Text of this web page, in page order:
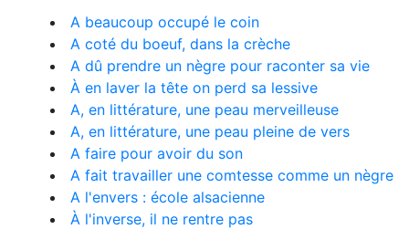
A beaucoup occupé le coin
A coté du boeuf, dans la crèche
A dû prendre un nègre pour raconter sa vie
À en laver la tête on perd sa lessive
A, en littérature, une peau merveilleuse
A, en littérature, une peau pleine de vers
A faire pour avoir du son
A fait travailler une comtesse comme un nègre
A l'envers : école alsacienne
À l'inverse, il ne rentre pas